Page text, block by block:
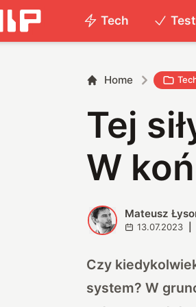
Tech
Home
Tej
W
M Mateusz
13.07.2023
Czy
system? W